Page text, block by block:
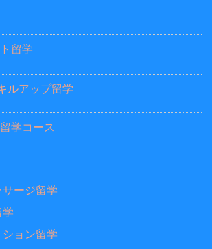
留学
ルアップ留学
学コース
サージ留学
学
ョン留学